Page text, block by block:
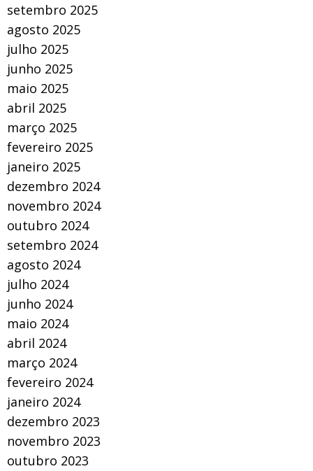
setembro 2025
agosto 2025
julho 2025
junho 2025
maio 2025
abril 2025
março 2025
fevereiro 2025
janeiro 2025
dezembro 2024
novembro 2024
outubro 2024
setembro 2024
agosto 2024
julho 2024
junho 2024
maio 2024
abril 2024
março 2024
fevereiro 2024
janeiro 2024
dezembro 2023
novembro 2023
outubro 2023